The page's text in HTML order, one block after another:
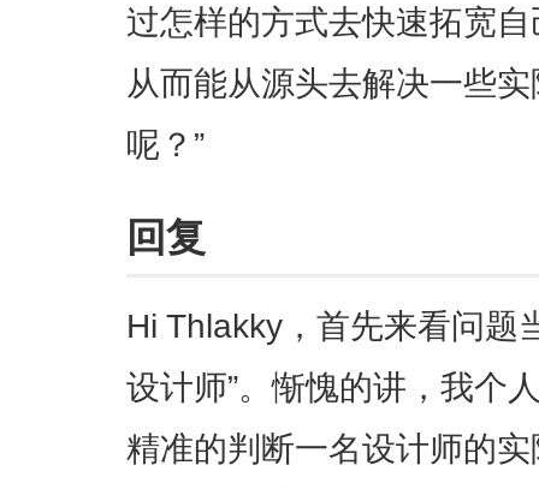
过怎样的方式去快速拓宽
从而能从源头去解决一些
呢？”
回复
Hi Thlakky，首先来看问题
设计师”。惭愧的讲，我个
精准的判断一名设计师的